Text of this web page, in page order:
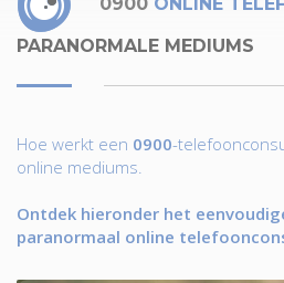
PARANORMALE MEDIUMS
Hoe werkt een 0900-
online mediums.
Ontdek hieronder het
paranormaal online